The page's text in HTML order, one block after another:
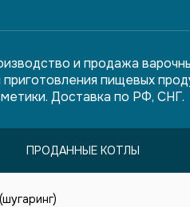
и продажа
приготовления пищевых
Доставка по РФ, СНГ.
ПРОДАННЫЕ КОТЛЫ